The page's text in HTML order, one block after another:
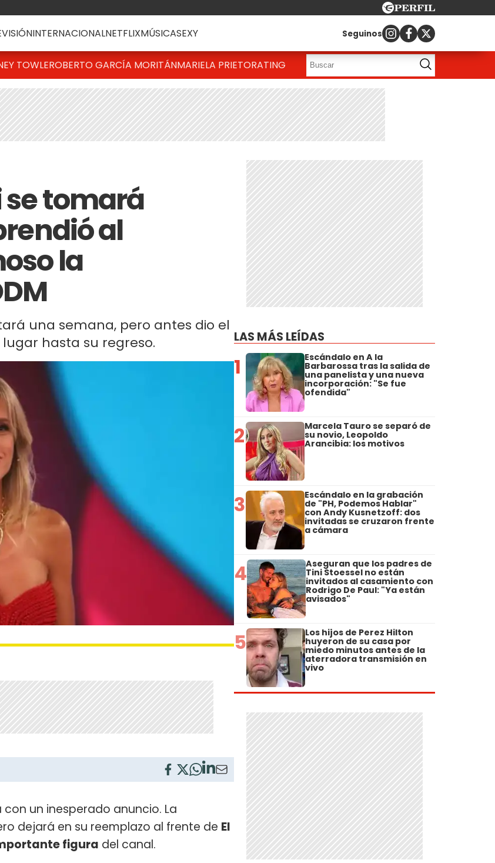
INTERNACIONALNETFLIXMÚSICASEXY Seguinos
TOWLEROBERTO GARCÍA MORITÁNMARIELA PRIETORATING
tomará
al
la
una semana, pero antes dio el
hasta su regreso.
un inesperado anuncio. La
dejará en su reemplazo al frente de El
figura del canal.
LAS MÁS LEÍDAS
1 Escándalo en A la
Barbarossa tras la salida de
una panelista y una nueva
incorporación: "Se fue
ofendida"
2 Marcela Tauro se separó de
su novio, Leopoldo
Arancibia: los motivos
3 Escándalo en la grabación
de "PH, Podemos Hablar"
con Andy Kusnetzoff: dos
invitadas se cruzaron frente
a cámara
4 Aseguran que los padres de
Tini Stoessel no están
invitados al casamiento con
Rodrigo De Paul: "Ya están
avisados"
5 Los hijos de Perez Hilton
huyeron de su casa por
miedo minutos antes de la
aterradora transmisión en
vivo